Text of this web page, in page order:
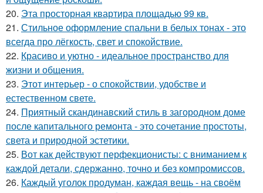
20. Эта просторная квартира площадью 99 кв.
21. Стильное оформление спальни в белых тонах - это
всегда про лёгкость, свет и спокойствие.
22. Красиво и уютно - идеальное пространство для
жизни и общения.
23. Этот интерьер - о спокойствии, удобстве и
естественном свете.
24. Приятный скандинавский стиль в загородном доме
после капитального ремонта - это сочетание простоты,
света и природной эстетики.
25. Вот как действуют перфекционисты: с вниманием к
каждой детали, сдержанно, точно и без компромиссов.
26. Каждый уголок продуман, каждая вещь - на своём